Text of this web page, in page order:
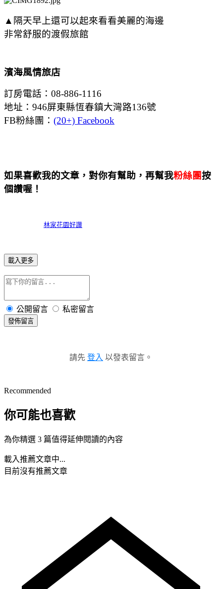
▲隔天早上還可以起來看看美麗的海邊
非常舒服的渡假旅館
濱海風情旅店
訂房電話：08-886-1116
地址：946屏東縣恆春鎮大灣路136號
FB粉絲團： (20+) Facebook
如果喜歡我的文章，對你有幫助，再幫我粉絲團按
個讚喔！
林家花園好讚
載入更多
公開留言 私密留言
發佈留言
請先 登入 以發表留言。
Recommended
你可能也喜歡
為你精選 3 篇值得延伸閱讀的內容
載入推薦文章中...
目前沒有推薦文章